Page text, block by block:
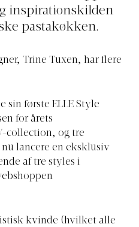
inspirationskilden
pastakøkken.
Trine Tuxen, har flere
sin første ELLE Style
for årets
collection, og tre
lancere en eksklusiv
af tre styles i
kvinde (hvilket alle